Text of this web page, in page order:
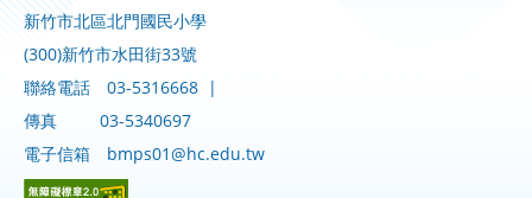
新竹市北區北門國民小學
(300)新竹市水田街33號
聯絡電話
03-5316668 |
傳真
03-5340697
電子信箱
bmps01@hc.edu.tw